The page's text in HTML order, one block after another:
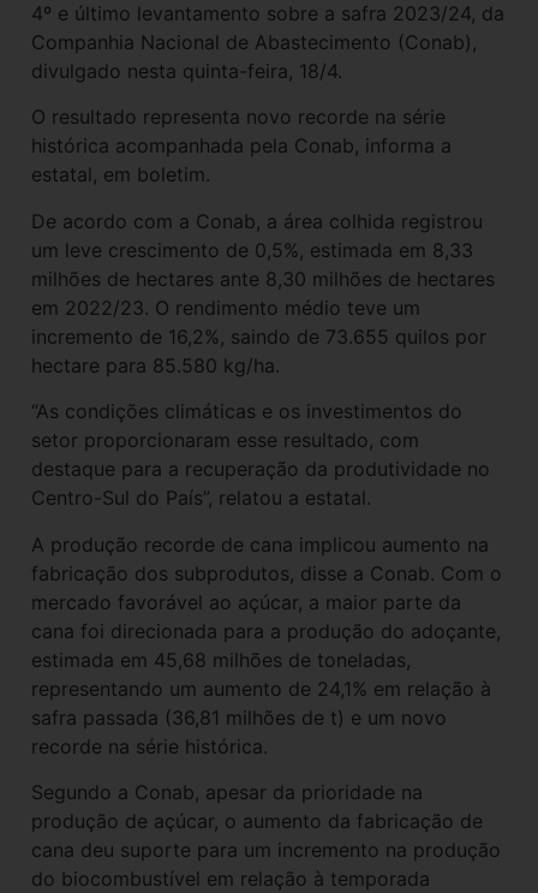
4º e último levantamento sobre a safra 2023/24, da
Companhia Nacional de Abastecimento (Conab),
divulgado nesta quinta-feira, 18/4.
O resultado representa novo recorde na série
histórica acompanhada pela Conab, informa a
estatal, em boletim.
De acordo com a Conab, a área colhida registrou
um leve crescimento de 0,5%, estimada em 8,33
milhões de hectares ante 8,30 milhões de hectares
em 2022/23. O rendimento médio teve um
incremento de 16,2%, saindo de 73.655 quilos por
hectare para 85.580 kg/ha.
“As condições climáticas e os investimentos do
setor proporcionaram esse resultado, com
destaque para a recuperação da produtividade no
Centro-Sul do País”, relatou a estatal.
A produção recorde de cana implicou aumento na
fabricação dos subprodutos, disse a Conab. Com o
mercado favorável ao açúcar, a maior parte da
cana foi direcionada para a produção do adoçante,
estimada em 45,68 milhões de toneladas,
representando um aumento de 24,1% em relação à
safra passada (36,81 milhões de t) e um novo
recorde na série histórica.
Segundo a Conab, apesar da prioridade na
produção de açúcar, o aumento da fabricação de
cana deu suporte para um incremento na produção
do biocombustível em relação à temporada